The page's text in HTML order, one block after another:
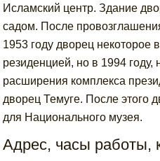
Исламский центр. Здание
садом. После
1953 году дворец некоторое
резиденцией, но в 1994
расширения комплекса
дворец Темуге. После этого
для Национального музея.
Адрес, часы работы,